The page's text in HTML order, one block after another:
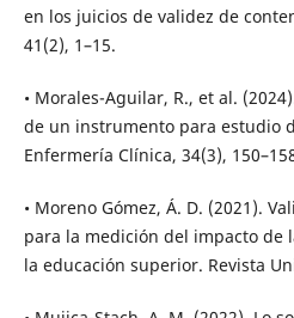
en los juicios de validez de
41(2), 1–15.
• Morales-Aguilar, R., et al.
de un instrumento para estudio
Enfermería Clínica, 34(3),
• Moreno Gómez, Á. D. (2021).
para la medición del impacto
la educación superior. Revista